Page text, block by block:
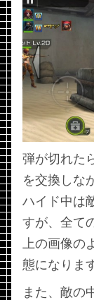
弾が切れた
を交換しな
ハイド中は
すが、全て
上の画像の
態になりま
また、敵の